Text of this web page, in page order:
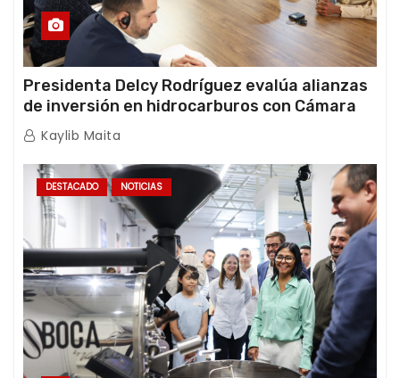
Presidenta Delcy Rodríguez evalúa alianzas
de inversión en hidrocarburos con Cámara
Africana de Energía
Kaylib Maita
DESTACADO NOTICIAS